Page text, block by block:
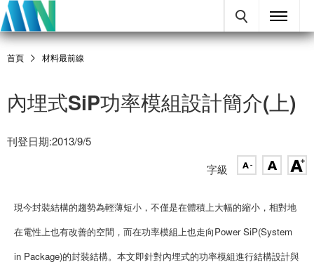
首頁 材料最前線
內埋式SiP功率模組設計簡介(上)
刊登日期:2013/9/5
字級
現今封裝結構的趨勢為輕薄短小，不僅是在體積上大幅的縮小，相對地
在電性上也有改善的空間，而在功率模組上也走向Power SiP(System
in Package)的封裝結構。本文即針對內埋式的功率模組進行結構設計與